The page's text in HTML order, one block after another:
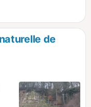
publiée une fois
offrant des
de la Moselle, le
de